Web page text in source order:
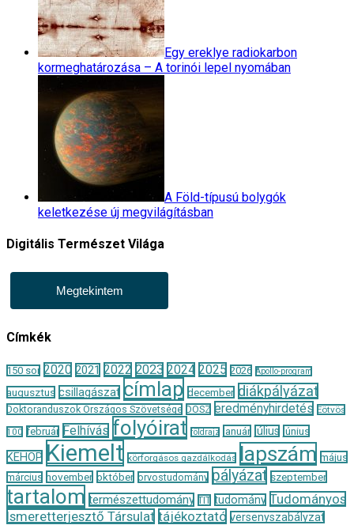
Egy ereklye radiokarbon
kormeghatározása – A torinói lepel nyomában
A Föld-típusú bolygók
keletkezése új megvilágításban
Digitális Természet Világa
Megtekintem
Címkék
150 sor 2020 2021 2022 2023 2024 2025 2026 Apollo-program
augusztus csillagászat címlap december diákpályázat
Doktoranduszok Országos Szövetsége DOSZ eredményhirdetés Eötvös
100 február Felhívás folyóirat földrajz január július június
KEHOP Kiemelt körforgásos gazdálkodás lapszám május
március november október orvostudomány pályázat szeptember
tartalom természettudomány TIT tudomány Tudományos
Ismeretterjesztő Társulat tájékoztató versenyszabályzat